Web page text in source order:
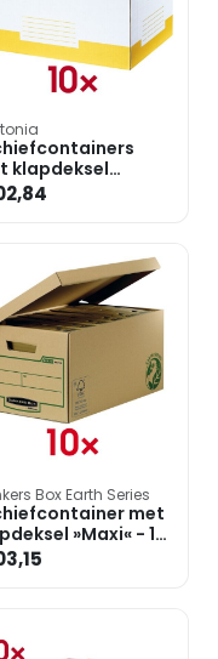
klapdeksel
- 10 stuks
Box Earth Series
met
»Maxi« - 10